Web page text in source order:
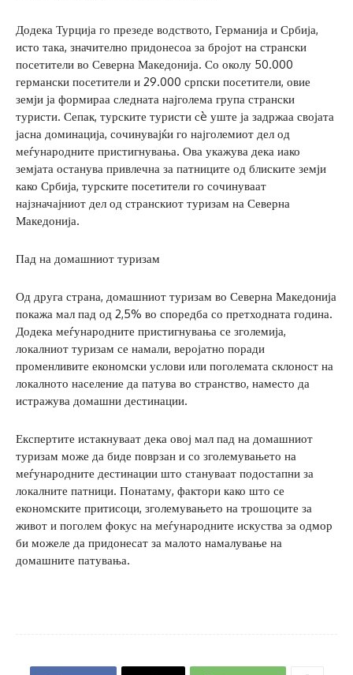
Додека Турција го презеде водството, Германија и Србија,
исто така, значително придонесоа за бројот на странски
посетители во Северна Македонија. Со околу 50.000
германски посетители и 29.000 српски посетители, овие
земји ја формираа следната најголема група странски
туристи. Сепак, турските туристи сè уште ја задржаа својата
јасна доминација, сочинувајќи го најголемиот дел од
меѓународните пристигнувања. Ова укажува дека иако
земјата останува привлечна за патниците од блиските земји
како Србија, турските посетители го сочинуваат
најзначајниот дел од странскиот туризам на Северна
Македонија.
Пад на домашниот туризам
Од друга страна, домашниот туризам во Северна Македонија
покажа мал пад од 2,5% во споредба со претходната година.
Додека меѓународните пристигнувања се зголемија,
локалниот туризам се намали, веројатно поради
променливите економски услови или поголемата склоност на
локалното население да патува во странство, наместо да
истражува домашни дестинации.
Експертите истакнуваат дека овој мал пад на домашниот
туризам може да биде поврзан и со зголемувањето на
меѓународните дестинации што стануваат подостапни за
локалните патници. Понатаму, фактори како што се
економските притисоци, зголемувањето на трошоците за
живот и поголем фокус на меѓународните искуства за одмор
би можеле да придонесат за малото намалување на
домашните патувања.